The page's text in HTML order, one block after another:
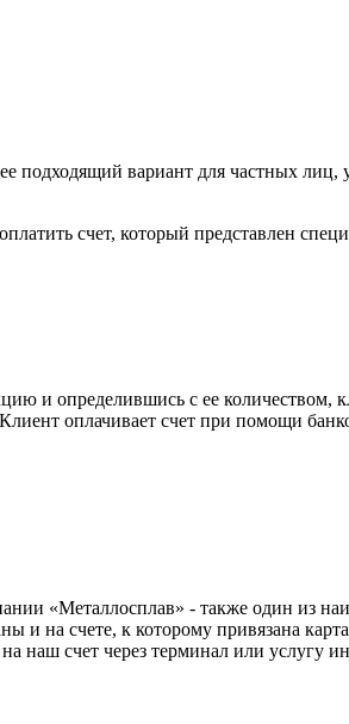
подходящий вариант для частных лиц,
счет, который представлен
и определившись с ее количеством,
оплачивает счет при помощи
«Металлосплав» - также один из
и на счете, к которому привязана
наш счет через терминал или услугу